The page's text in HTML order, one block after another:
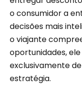
o consumidor a
decisões mais
o viajante
oportunidades,
exclusivamente
estratégia.